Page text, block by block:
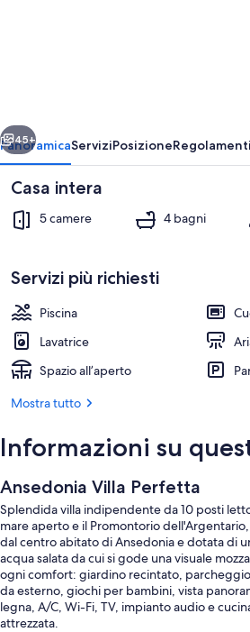
TV,
Avanti
45+
PanoramicaServiziPosizioneRegolamenti
Casa intera
5 camere 4 bagni
Servizi più richiesti
Piscina
Lavatrice
Spazio all’aperto
Mostra tutto
Informazioni su
Ansedonia Villa Perfetta
Splendida villa indipendente da 10 posti
mare aperto e il Promontorio
dal centro abitato di Ansedonia e dotata di
acqua salata da cui si gode una visuale
ogni comfort: giardino recintato,
da esterno, giochi per bambini, vista
legna, A/C, Wi-Fi, TV, impianto audio e
attrezzata.